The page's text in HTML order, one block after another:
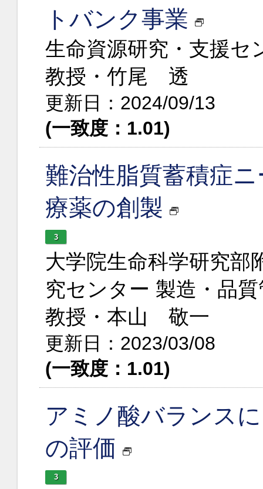
トバンク事業
生命資源研究・支援
教授・竹尾 透
更新日：2024/09/13
(一致度：1.01)
難治性脂質蓄積症
療薬の創製
3
大学院生命科学研究部
究センター 製造・品
教授・本山 敬一
更新日：2023/03/08
(一致度：1.01)
アミノ酸バランス
の評価
3